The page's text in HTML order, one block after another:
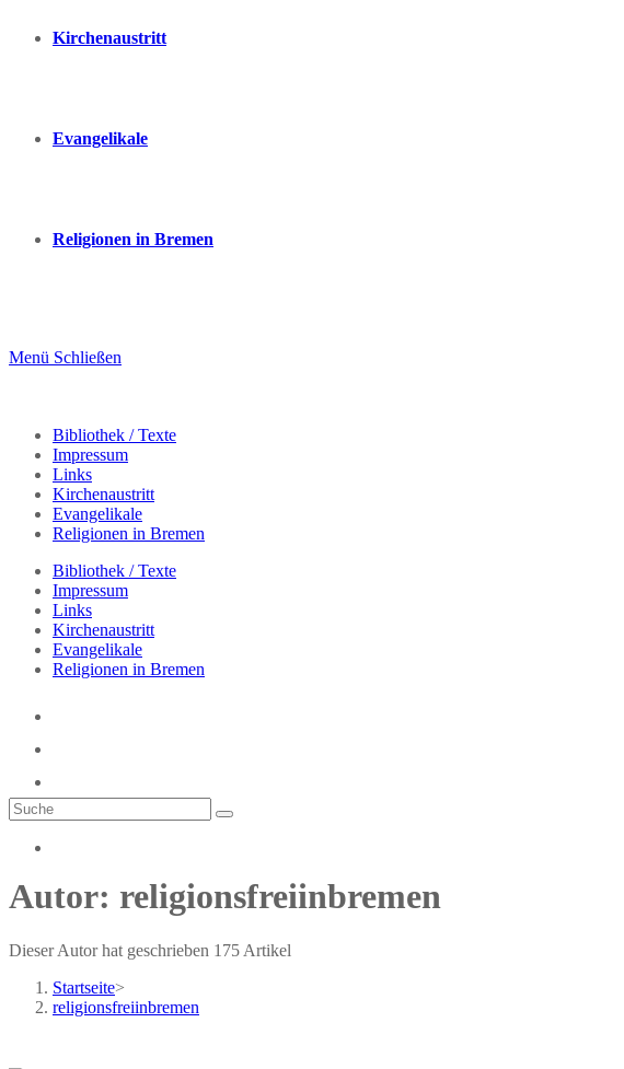
Kirchenaustritt
Evangelikale
Religionen in Bremen
Menü Schließen
Bibliothek / Texte
Impressum
Links
Kirchenaustritt
Evangelikale
Religionen in Bremen
Bibliothek / Texte
Impressum
Links
Kirchenaustritt
Evangelikale
Religionen in Bremen
Autor: religionsfreiinbremen
Dieser Autor hat geschrieben 175 Artikel
Startseite>
religionsfreiinbremen